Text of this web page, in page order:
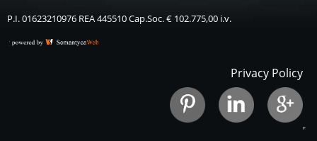
P.I. 01623210976 REA 445510 Cap.Soc. € 102.775,00 i.v.
Privacy Policy